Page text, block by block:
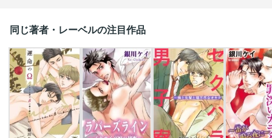
同じ著者・レーベルの注目作品